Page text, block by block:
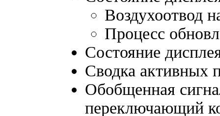
Воздухоотвод
Процесс
Состояние
Сводка активных
Обобщенная
переключающий